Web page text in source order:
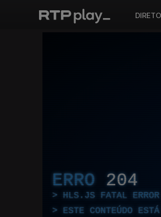
DIRETO
ERRO 204
HLS.JS FATAL
ESTE CONTEÚDO